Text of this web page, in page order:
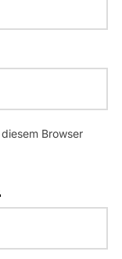
Browser